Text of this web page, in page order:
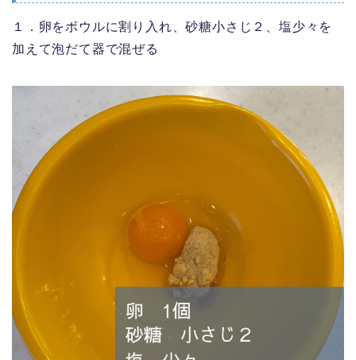
１．卵をボウルに割り入れ、砂糖小さじ２、塩少々を
加えて泡だて器で混ぜる